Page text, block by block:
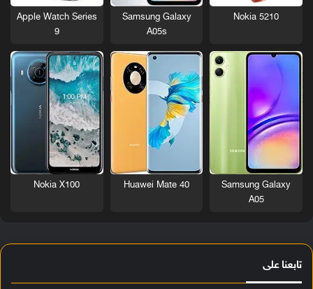
Nokia 5210
Samsung Galaxy
A05s
Apple Watch Series
9
Samsung Galaxy
A05
Huawei Mate 40
Nokia X100
تابعنا على